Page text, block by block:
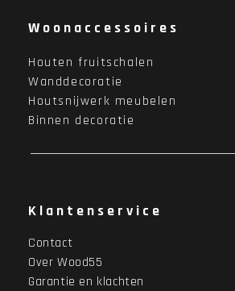
Woonaccessoires
Houten fruitschalen
Wanddecoratie
Houtsnijwerk meubelen
Binnen decoratie
Klantenservice
Contact
Over Wood55
Garantie en klachten